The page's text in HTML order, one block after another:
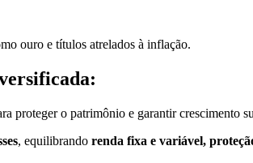
ouro e títulos atrelados à inflação.
proteger o patrimônio e garantir crescimento
, equilibrando renda fixa e variável,